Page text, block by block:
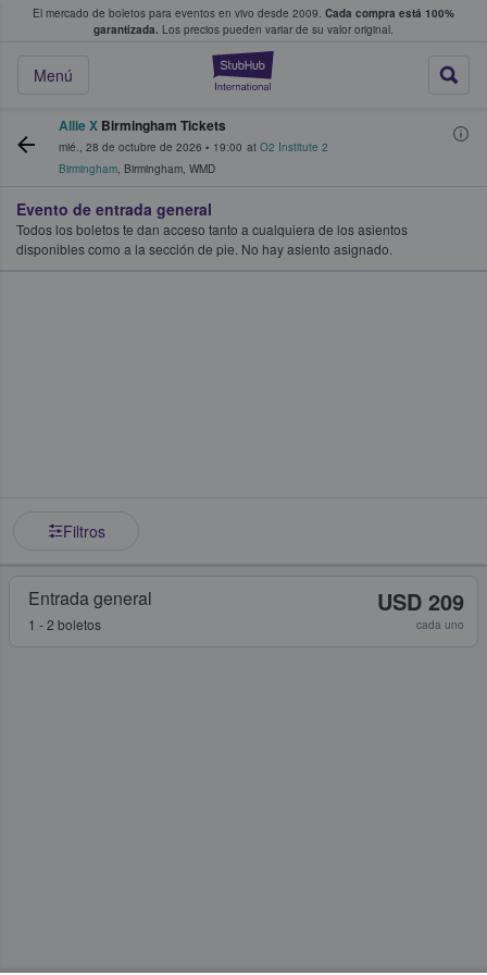
El mercado de boletos para eventos en vivo desde 2009. Cada compra está 100%
garantizada. Los precios pueden variar de su valor original.
StubHub: donde
Menú
fans compran y venden boletos
Allie X Birmingham Tickets
mié., 28 de octubre de 2026 • 19:00 at O2 Institute 2
Birmingham, Birmingham, WMD
Evento de entrada general
Todos los boletos te dan acceso tanto a cualquiera de los asientos
disponibles como a la sección de pie. No hay asiento asignado.
Filtros
Entrada general
1 - 2 boletos
USD 209
cada uno